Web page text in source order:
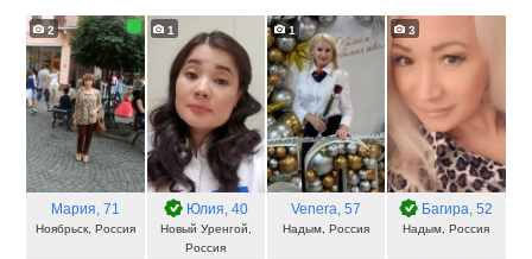
contents
2
Мария, 71
Ноябрьск, Россия
1
Юлия, 40
Новый Уренгой,
Россия
1
Venera, 57
Надым, Россия
3
Багира, 52
Надым, Россия